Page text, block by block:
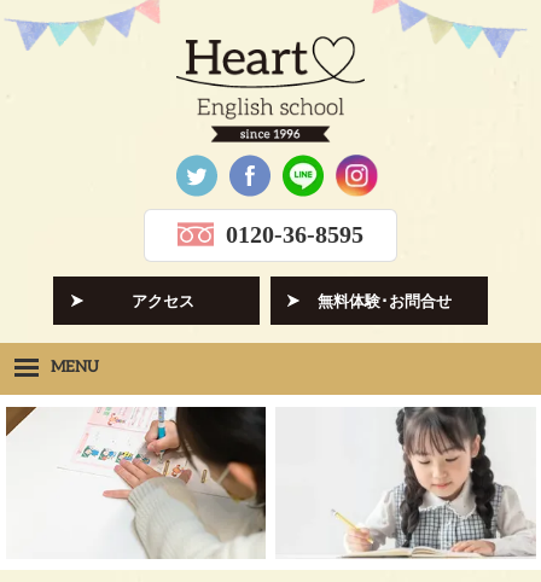
0120-36-8595
アクセス 無料体験･お問合せ
MENU
Heartの想い HOPE
クラス紹介 CLASS
INSTRUCTORS
ギャラリー GALLERY